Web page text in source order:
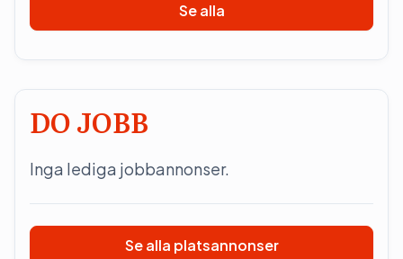
Se alla
DO JOBB
Inga lediga jobbannonser.
Se alla platsannonser